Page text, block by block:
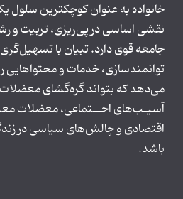
خانواده به عنوان کوچکترین سلول
نقشی اساسی در پی‌ریزی، تربیت و
جامعه قوی دارد. تبیان با
توانمندسازی، خدمات و محتواهایی را
می‌دهد که بتواند گره‌گشای
آسیـب‌های اجــتماعی، معضلات
اقتصادی و چالش‌های سیاسی در
باشد.